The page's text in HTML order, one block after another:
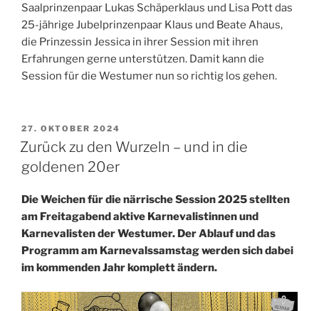
Saalprinzenpaar Lukas Schäperklaus und Lisa Pott das
25-jährige Jubelprinzenpaar Klaus und Beate Ahaus,
die Prinzessin Jessica in ihrer Session mit ihren
Erfahrungen gerne unterstützen. Damit kann die
Session für die Westumer nun so richtig los gehen.
VERÖFFENTLICHT
AM
27. OKTOBER 2024
Zurück zu den Wurzeln – und in die
goldenen 20er
Die Weichen für die närrische Session 2025 stellten
am Freitagabend aktive Karnevalistinnen und
Karnevalisten der Westumer. Der Ablauf und das
Programm am Karnevalssamstag werden sich dabei
im kommenden Jahr komplett ändern.